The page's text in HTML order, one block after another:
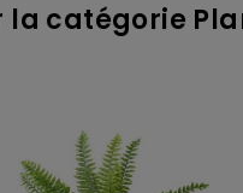
la catégorie